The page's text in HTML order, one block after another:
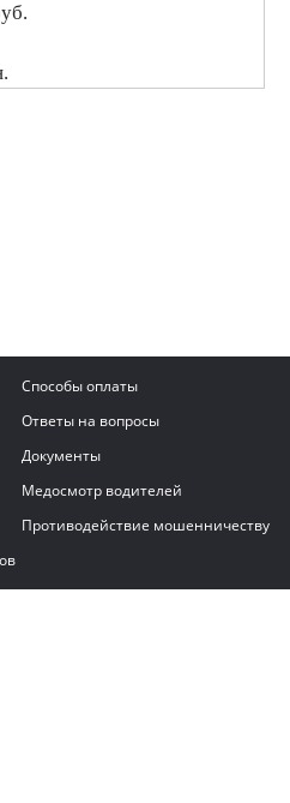
Способы оплаты
Ответы на вопросы
Документы
Медосмотр водителей
Противодействие мошенничеству